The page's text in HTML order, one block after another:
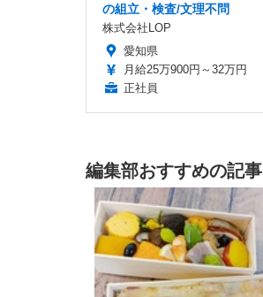
の組立・検査/文理不問
株式会社LOP
愛知県
月給25万900円～32万円
正社員
編集部おすすめの記事